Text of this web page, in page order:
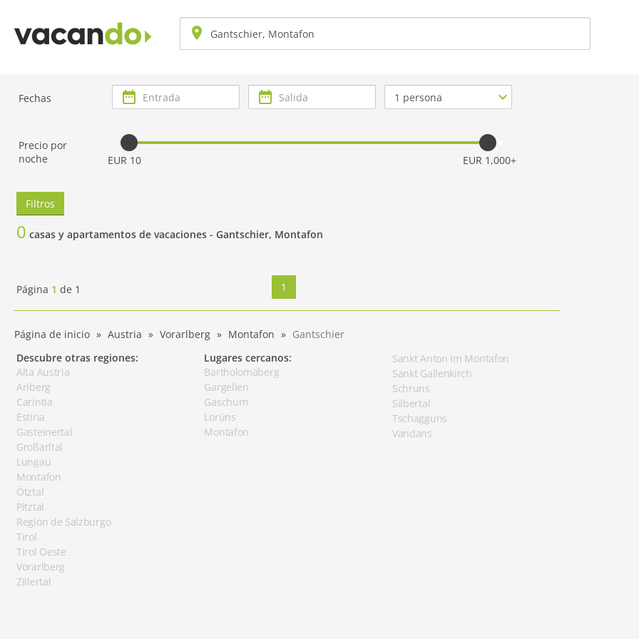
Fechas
Entrada Salida
de
Precio por
noche
EUR 10 EUR 1,000+
Filtros
0 casas y apartamentos de vacaciones - Gantschier, Montafon
Página 1 de 1 1
Página de inicio Austria Vorarlberg Montafon
Gantschier
Descubre otras regiones:
Alta Austria
Arlberg
Carintia
Estiria
Gasteinertal
Großarltal
Lungau
Montafon
Ötztal
Pitztal
Región de Salzburgo
Tirol
Tirol Oeste
Vorarlberg
Zillertal
Lugares cercanos:
Bartholomäberg
Gargellen
Gaschurn
Lorüns
Montafon
Sankt Anton im Montafon
Sankt Gallenkirch
Schruns
Silbertal
Tschagguns
Vandans